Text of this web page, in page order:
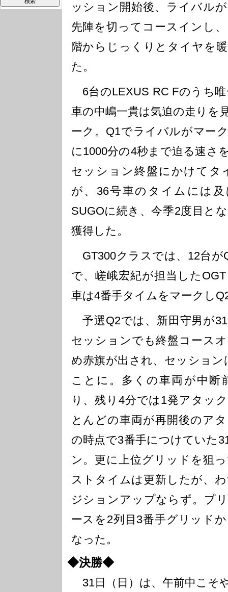
ッション開始後、ライバル
先陣を切ってコースインし
階からじっくりとタイヤを
た。
6台のLEXUS RC Fのうち
車の中嶋一貴は気迫の走りを
ーク。Q1でライバルがマー
に1000分の4秒まで迫る速さ
セッション終盤にかけてタ
が、36号車のタイムには
SUGOに続き、今季2度目と
獲得した。
GT300クラスでは、12台が
で、嵯峨宏紀が担当した
車は4番手タイムをマークし
予選Q2では、新田守男が
セッションでも終盤コース
め赤旗が出され、セッショ
ことに。多くの車両が中断
り、残り4分では1発アタッ
とんどの車両が再開後のア
の時点で3番手につけていた
ン。更に上位グリッドを狙
ストタイムは更新したが、
ジションアップならず。プ
ースを2列目3番手グリッド
なった。
◆決勝◆
31日（日）は、午前中こそ